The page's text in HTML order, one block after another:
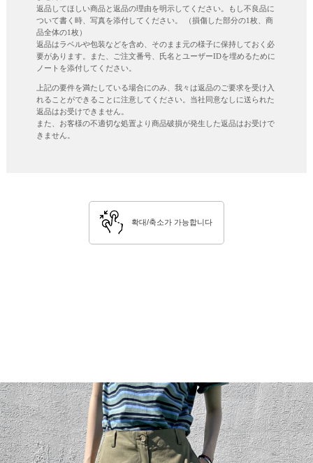
返品してほしい商品と返品の理由を明示してください。もし不良品に
ついて書く時、写真を添付してください。 （損傷した部分の1枚、商
品全体の1枚）
返品はラベルや包装などを含め、そのまま元の様子に保持しておく必
要があります。また、ご注文番号、氏名とユーザーIDを埋めるために
ノートを添付してください。
上記の要件を満たしている場合にのみ、我々は返品のご要求を受け入
れることができることに注意してください。当社同意なしに送られた
返品はお受けできません。
また、お客様の不適切な処置より商品破損が発生した返品はお受けで
きません。
확대/축소가 가능합니다